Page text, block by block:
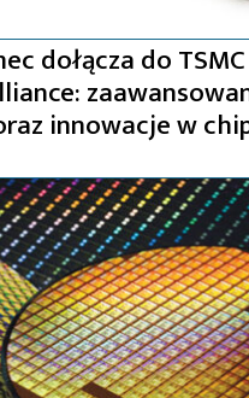
dołącza do TSMC
innowacje w